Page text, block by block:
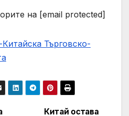
на [email protected]
Търговско-
Китай остава